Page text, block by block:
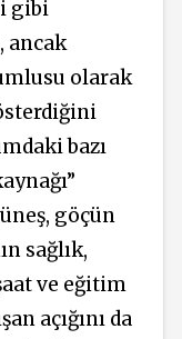
gibi
ancak
olarak
bazı
göçün
sağlık,
ve eğitim
açığını da